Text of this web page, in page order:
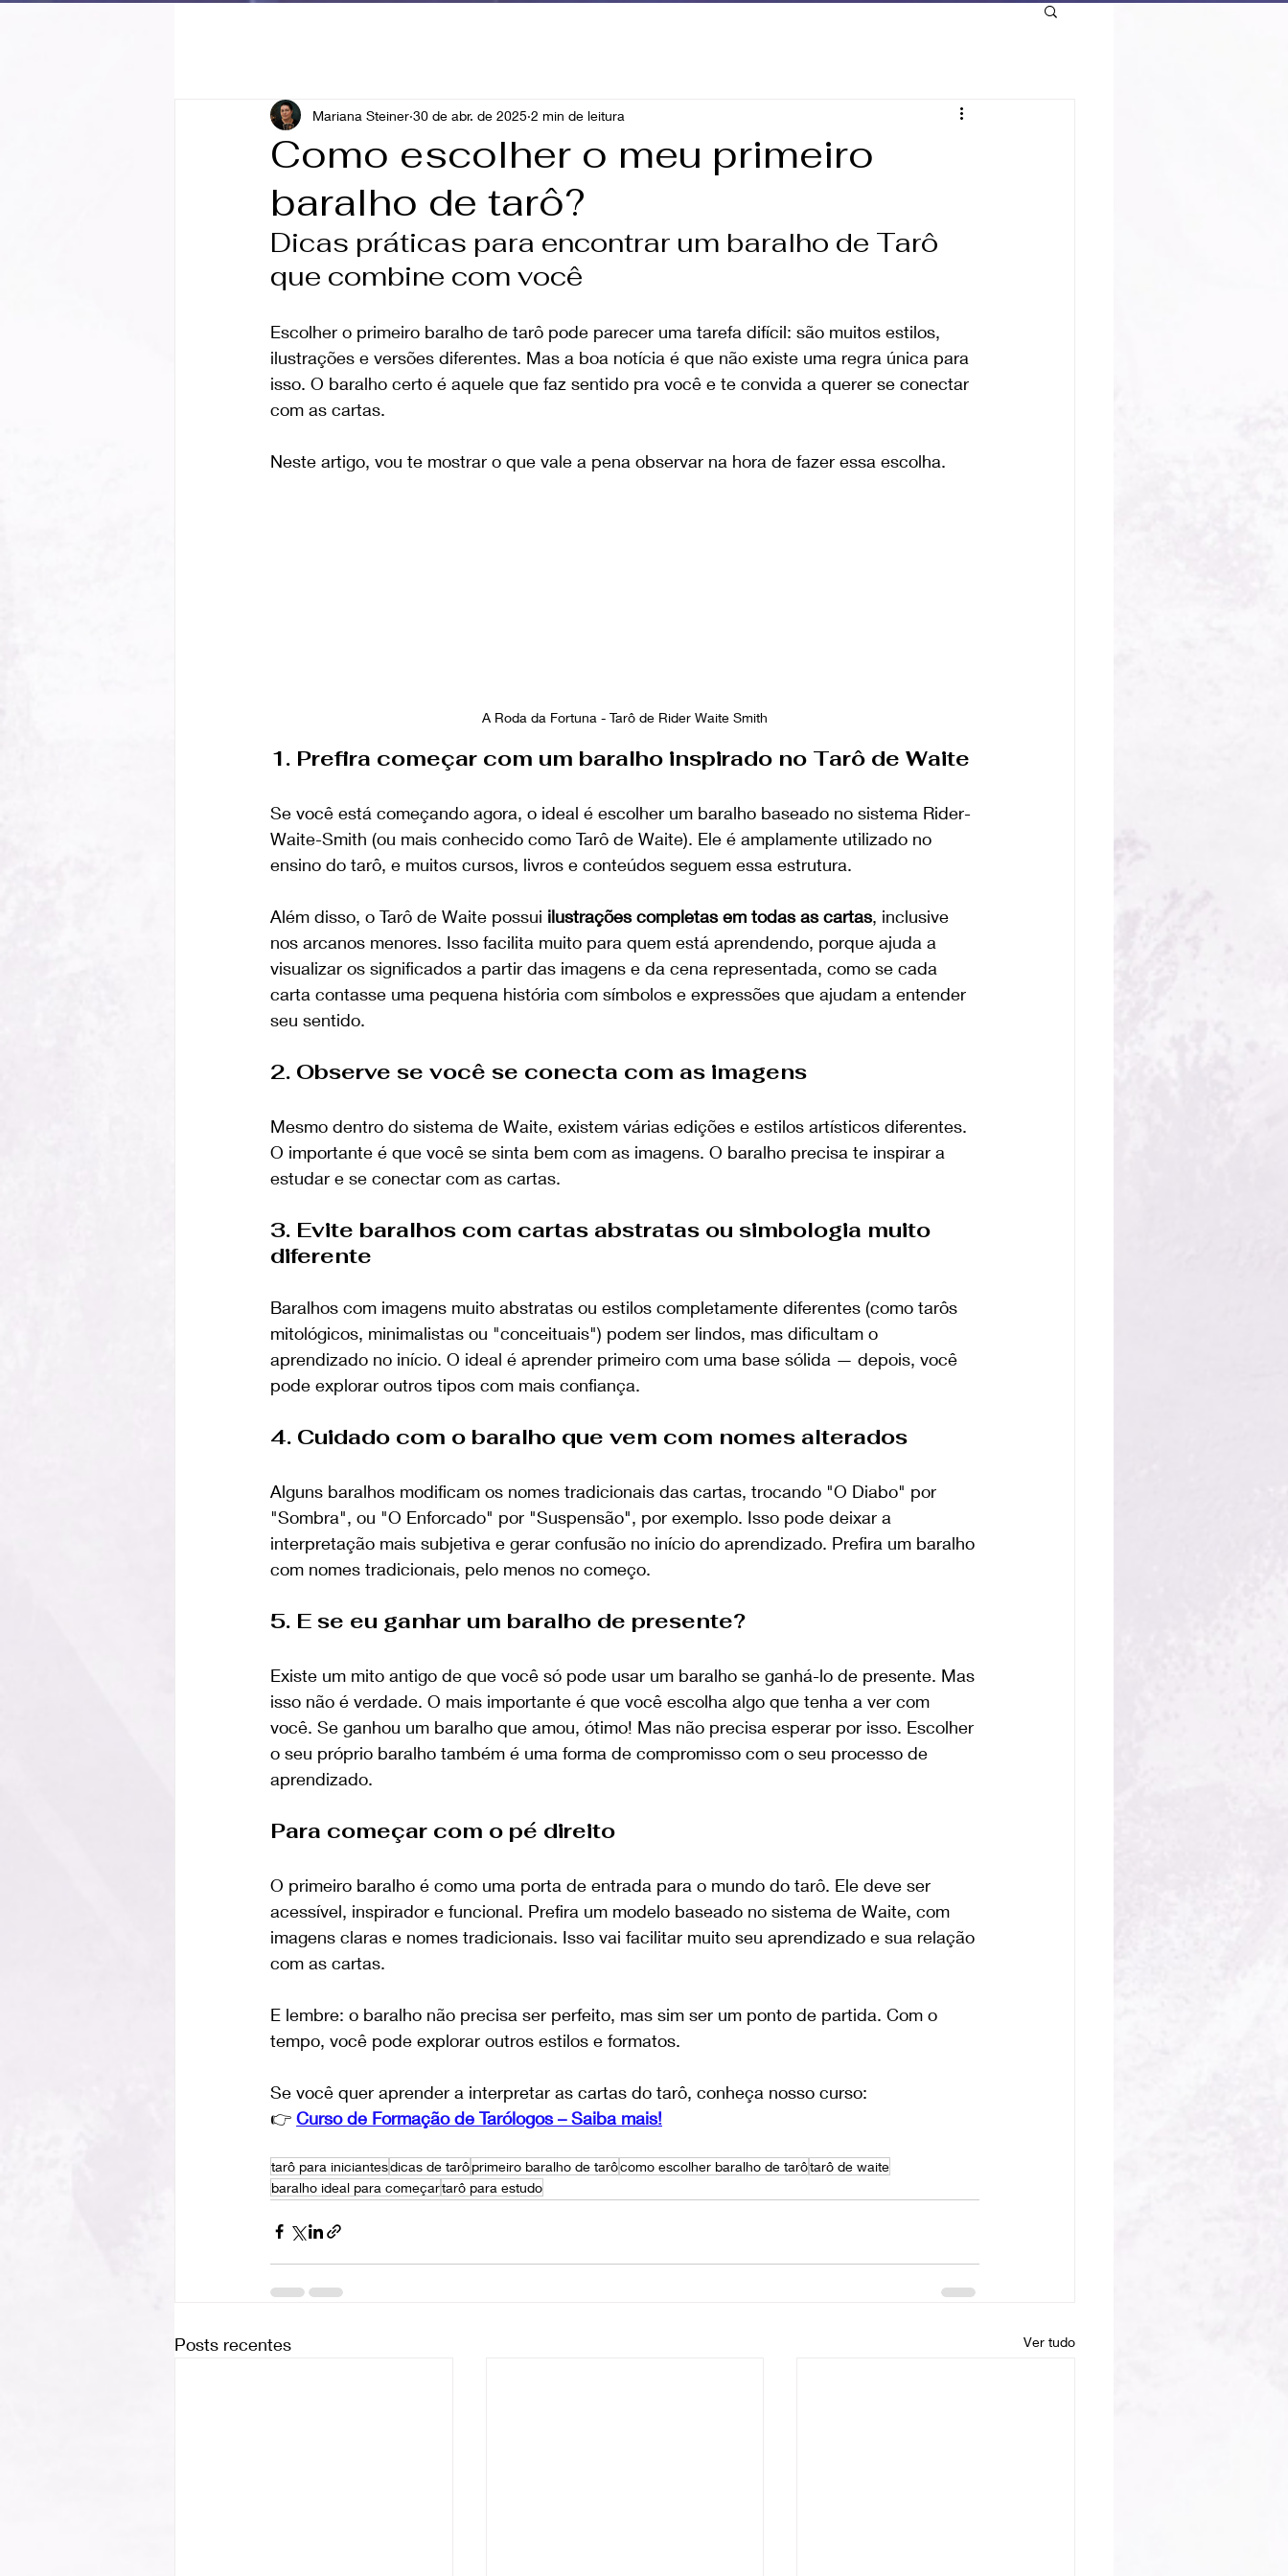
Como escolher o meu primeiro
baralho de tarô?
Mariana Steiner 30 de abr. de 2025 2 min de leitura
Dicas práticas para encontrar um baralho de Tarô
que combine com você
Escolher o primeiro baralho de tarô pode parecer uma tarefa difícil: são muitos estilos,
ilustrações e versões diferentes. Mas a boa notícia é que não existe uma regra única para
isso. O baralho certo é aquele que faz sentido pra você e te convida a querer se conectar
com as cartas.
Neste artigo, vou te mostrar o que vale a pena observar na hora de fazer essa escolha.
A Roda da Fortuna - Tarô de Rider Waite Smith
1. Prefira começar com um baralho inspirado no Tarô de Waite
Se você está começando agora, o ideal é escolher um baralho baseado no sistema Rider-
Waite-Smith (ou mais conhecido como Tarô de Waite). Ele é amplamente utilizado no
ensino do tarô, e muitos cursos, livros e conteúdos seguem essa estrutura.
Além disso, o Tarô de Waite possui ilustrações completas em todas as cartas, inclusive
nos arcanos menores. Isso facilita muito para quem está aprendendo, porque ajuda a
visualizar os significados a partir das imagens e da cena representada, como se cada
carta contasse uma pequena história com símbolos e expressões que ajudam a entender
seu sentido.
2. Observe se você se conecta com as imagens
Mesmo dentro do sistema de Waite, existem várias edições e estilos artísticos diferentes.
O importante é que você se sinta bem com as imagens. O baralho precisa te inspirar a
estudar e se conectar com as cartas.
3. Evite baralhos com cartas abstratas ou simbologia muito
diferente
Baralhos com imagens muito abstratas ou estilos completamente diferentes (como tarôs
mitológicos, minimalistas ou "conceituais") podem ser lindos, mas dificultam o
aprendizado no início. O ideal é aprender primeiro com uma base sólida — depois, você
pode explorar outros tipos com mais confiança.
4. Cuidado com o baralho que vem com nomes alterados
Alguns baralhos modificam os nomes tradicionais das cartas, trocando "O Diabo" por
"Sombra", ou "O Enforcado" por "Suspensão", por exemplo. Isso pode deixar a
interpretação mais subjetiva e gerar confusão no início do aprendizado. Prefira um baralho
com nomes tradicionais, pelo menos no começo.
5. E se eu ganhar um baralho de presente?
Existe um mito antigo de que você só pode usar um baralho se ganhá-lo de presente. Mas
isso não é verdade. O mais importante é que você escolha algo que tenha a ver com
você. Se ganhou um baralho que amou, ótimo! Mas não precisa esperar por isso. Escolher
o seu próprio baralho também é uma forma de compromisso com o seu processo de
aprendizado.
Para começar com o pé direito
O primeiro baralho é como uma porta de entrada para o mundo do tarô. Ele deve ser
acessível, inspirador e funcional. Prefira um modelo baseado no sistema de Waite, com
imagens claras e nomes tradicionais. Isso vai facilitar muito seu aprendizado e sua relação
com as cartas.
E lembre: o baralho não precisa ser perfeito, mas sim ser um ponto de partida. Com o
tempo, você pode explorar outros estilos e formatos.
Se você quer aprender a interpretar as cartas do tarô, conheça nosso curso:
👉 Curso de Formação de Tarólogos – Saiba mais!
tarô para iniciantesdicas de tarôprimeiro baralho de tarôcomo escolher baralho de tarôtarô de waite
baralho ideal para começartarô para estudo
Posts recentes Ver tudo